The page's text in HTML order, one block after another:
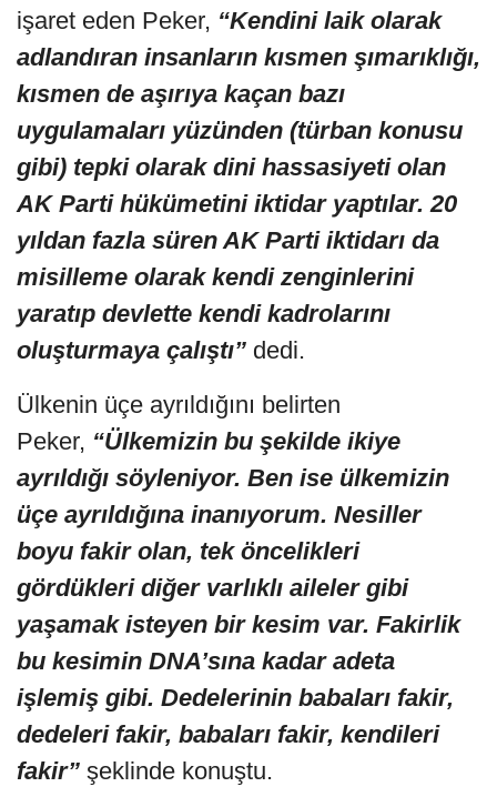
işaret eden Peker, “Kendini laik olarak
adlandıran insanların kısmen şımarıklığı,
kısmen de aşırıya kaçan bazı
uygulamaları yüzünden (türban konusu
gibi) tepki olarak dini hassasiyeti olan
AK Parti hükümetini iktidar yaptılar. 20
yıldan fazla süren AK Parti iktidarı da
misilleme olarak kendi zenginlerini
yaratıp devlette kendi kadrolarını
oluşturmaya çalıştı” dedi.
Ülkenin üçe ayrıldığını belirten
Peker, “Ülkemizin bu şekilde ikiye
ayrıldığı söyleniyor. Ben ise ülkemizin
üçe ayrıldığına inanıyorum. Nesiller
boyu fakir olan, tek öncelikleri
gördükleri diğer varlıklı aileler gibi
yaşamak isteyen bir kesim var. Fakirlik
bu kesimin DNA’sına kadar adeta
işlemiş gibi. Dedelerinin babaları fakir,
dedeleri fakir, babaları fakir, kendileri
fakir” şeklinde konuştu.